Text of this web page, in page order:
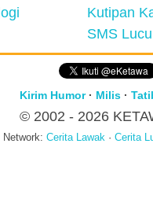
Kutipan
SMS Lucu
Kirim Humor· Milis ·
© 2002 - 2026
Network: Cerita Lawak · Cerita